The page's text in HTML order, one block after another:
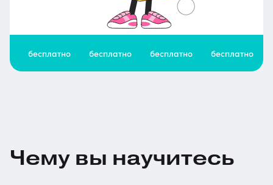
бесплатно бесплатно бесплатно бесплатно
Чему вы научитесь